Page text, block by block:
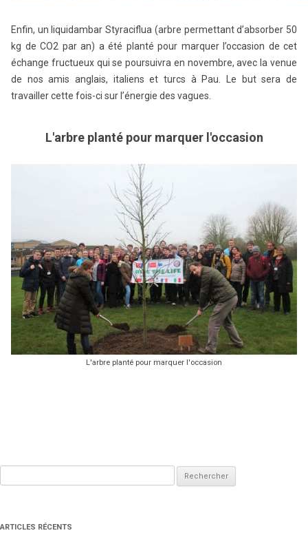
Enfin, un liquidambar Styraciflua (arbre permettant d’absorber 50
kg de CO2 par an) a été planté pour marquer l’occasion de cet
échange fructueux qui se poursuivra en novembre, avec la venue
de nos amis anglais, italiens et turcs à Pau. Le but sera de
travailler cette fois-ci sur l’énergie des vagues.
L'arbre planté pour marquer l'occasion
L'arbre planté pour marquer l'occasion
ARTICLES RÉCENTS